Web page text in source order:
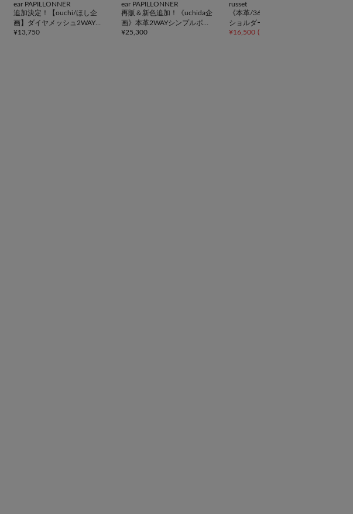
ear PAPILLONNER
追加決定！【ouchi/ほし企
画】ダイヤメッシュ2WAYト
ートバッグLサイズ
¥13,750
ear PAPILLONNER
再販＆新色追加！《uchida企
画》本革2WAYシンプルボス
トンバッグ
¥25,300
russet
《本革/360g》レザー2WAY
ショルダーバッグ
¥16,500 (